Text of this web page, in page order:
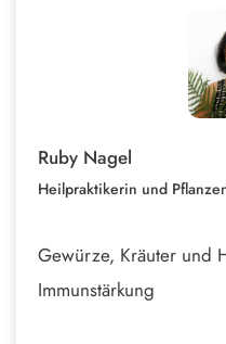
Ruby Nagel
Heilpraktikerin und
Gewürze, Kräuter und
Immunstärkung